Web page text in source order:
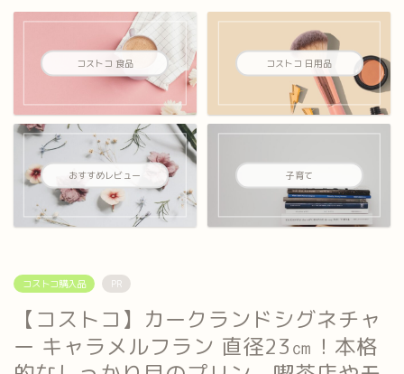
コストコ 食品 コストコ 日用品
おすすめレビュー 子育て
コストコ購入品 PR
【コストコ】カークランドシグネチャ
ー キャラメルフラン 直径23㎝！本格